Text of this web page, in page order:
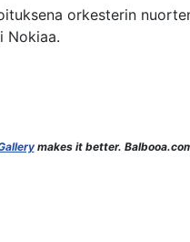
orkesterin
Nokiaa.
makes it better.